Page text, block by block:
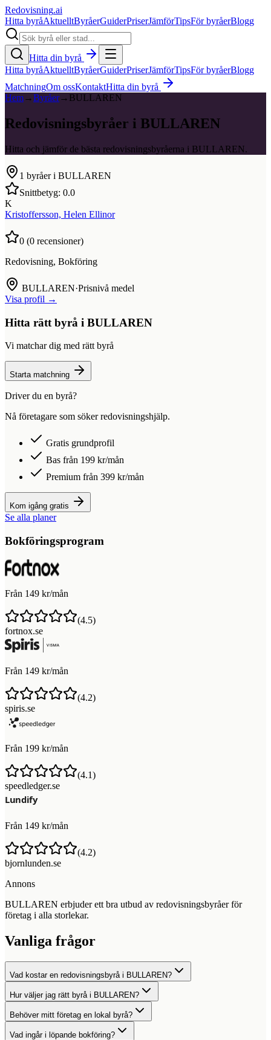
Redovisning.ai
Hitta byråAktuelltByråerGuiderPriserJämförTipsFör byråerBlogg
Hitta din byrå
Hitta byråAktuelltByråerGuiderPriserJämförTipsFör byråerBlogg
MatchningOm ossKontaktHitta din byrå
Hem→Byråer→ BULLAREN
Redovisningsbyråer i BULLAREN
Hitta och jämför de bästa redovisningsbyråerna i BULLAREN.
1 byråer i BULLAREN
Snittbetyg: 0.0
K
Kristoffersson, Helen Ellinor
0 (0 recensioner)
Redovisning, Bokföring
BULLAREN·Prisnivå medel
Visa profil →
Hitta rätt byrå i BULLAREN
Vi matchar dig med rätt byrå
Starta matchning
Driver du en byrå?
Nå företagare som söker redovisningshjälp.
Gratis grundprofil
Bas från 199 kr/mån
Premium från 399 kr/mån
Kom igång gratis
Se alla planer
Bokföringsprogram
Från 149 kr/mån
(4.5)
fortnox.se
Från 149 kr/mån
(4.2)
spiris.se
Från 199 kr/mån
(4.1)
speedledger.se
Från 149 kr/mån
(4.2)
bjornlunden.se
Annons
BULLAREN erbjuder ett bra utbud av redovisningsbyråer för
företag i alla storlekar.
Vanliga frågor
Vad kostar en redovisningsbyrå i BULLAREN?
Hur väljer jag rätt byrå i BULLAREN?
Behöver mitt företag en lokal byrå?
Vad ingår i löpande bokföring?